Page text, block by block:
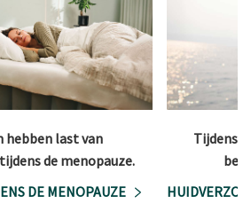
hebben last van
de menopauze.
DE MENOPAUZE
Tijdens